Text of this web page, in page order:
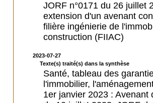
JORF n°0171 du 26 juillet
extension d'un avenant
filière ingénierie de
construction (FIIAC)
2023-07-27
Texte(s) traité(s) dans la synthèse
Santé, tableau des
l'immobilier,
1er janvier 2023 :